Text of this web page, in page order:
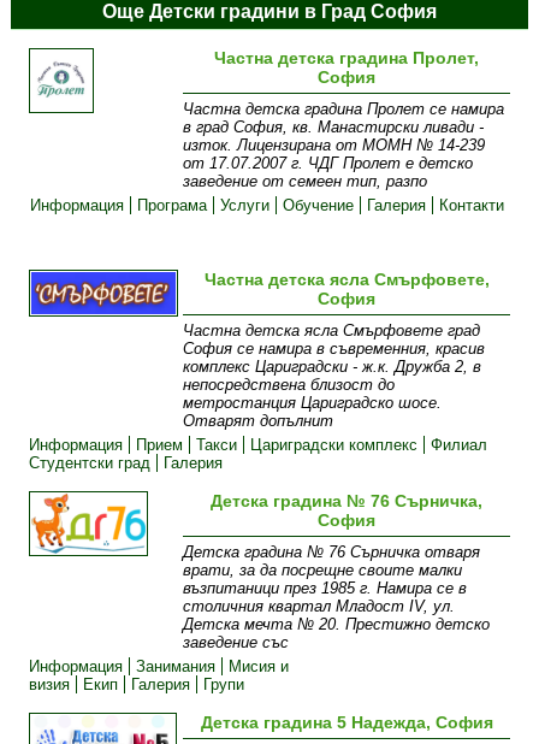
Още Детски градини в Град София
Частна детска градина Пролет,
София
Частна детска градина Пролет се намира
в град София, кв. Манастирски ливади -
изток. Лицензирана от МОМН № 14-239
от 17.07.2007 г. ЧДГ Пролет е детско
заведение от семеен тип, разпо
Информация
Програма Услуги Обучение Галерия Контакти
Частна детска ясла Смърфовете,
София
Частна детска ясла Смърфовете град
София се намира в съвременния, красив
комплекс Цариградски - ж.к. Дружба 2, в
непосредствена близост до
метростанция Цариградско шосе.
Отварят допълнит
Информация
Прием Такси Цариградски комплекс
Филиал
Студентски град
Галерия
Детска градина № 76 Сърничка,
София
Детска градина № 76 Сърничка отваря
врати, за да посрещне своите малки
възпитаници през 1985 г. Намира се в
столичния квартал Младост IV, ул.
Детска мечта № 20. Престижно детско
заведение със
Информация
Занимания
Мисия и
визия
Екип Галерия Групи
Детска градина 5 Надежда, София